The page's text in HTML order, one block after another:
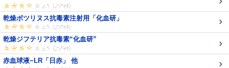
乾燥ボツリヌス抗毒素注射用「化血研」
乾燥ジフテリア抗毒素“化血研”
赤血球液−LR「日赤」 他